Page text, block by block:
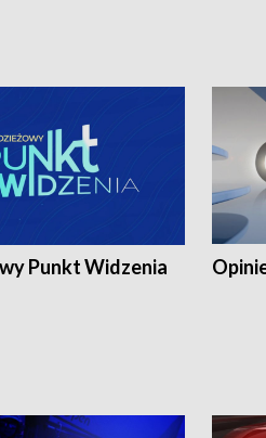
Punkt Widzenia